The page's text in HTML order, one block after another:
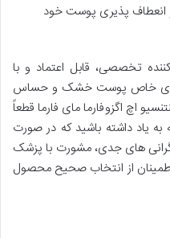
و انعطاف پذیری پوست خود
تخصصی، قابل اعتماد و با
خاص پوست خشک و حساس
اچ اگزوفارما مای فارما قطعاً
به یاد داشته باشید که در صورت
های جدی، مشورت با پزشک
از انتخاب صحیح محصول